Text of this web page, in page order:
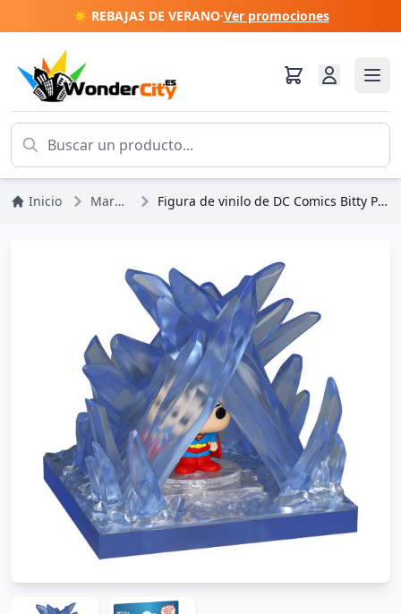
☀️ REBAJAS DE VERANO·Ver promociones
Inicio Marvel DC Comics Figura de vinilo de DC Comics Bitty POP! Towns: Superman y la Fortaleza de la Soledad